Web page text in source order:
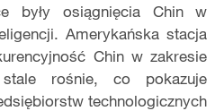
były osiągnięcia Chin w
Amerykańska stacja
Chin w zakresie
stale rośnie, co pokazuje
technologicznych